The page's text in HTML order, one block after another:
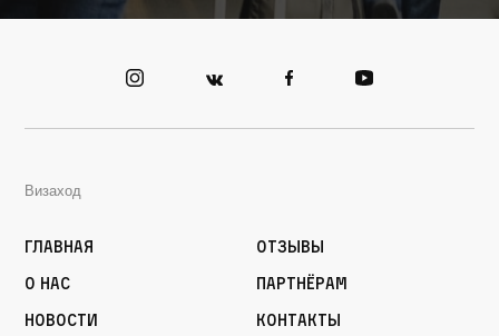
Визаход
Главная
О нас
Новости
Отзывы
Партнёрам
Контакты